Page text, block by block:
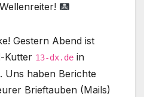
Gestern Abend ist
Kutter 13-dx.de in
Uns haben Berichte
Brieftauben (Mails)